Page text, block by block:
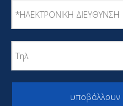
υποβάλλουν